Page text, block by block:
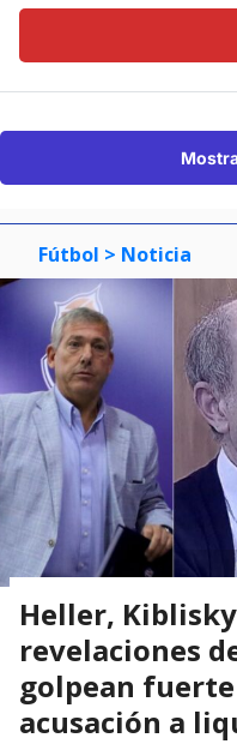
Fútbol > Noticia
Heller,
revelaciones
golpean fuerte
acusación a